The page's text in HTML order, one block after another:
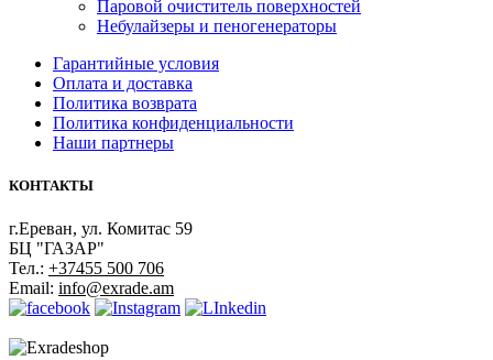
Паровой очиститель поверхностей
Небулайзеры и пеногенераторы
Гарантийные условия
Оплата и доставка
Политика возврата
Политика конфиденциальности
Наши партнеры
КОНТАКТЫ
г.Ереван, ул. Комитас 59
БЦ "ГАЗАР"
Тел.: +37455 500 706
Email: info@exrade.am